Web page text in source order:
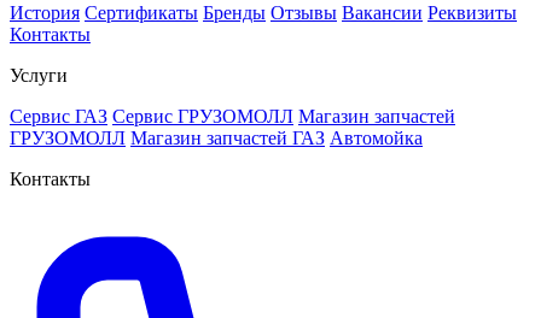
История Сертификаты Бренды Отзывы Вакансии Реквизиты
Контакты
Услуги
Сервис ГАЗ Сервис ГРУЗОМОЛЛ Магазин запчастей
ГРУЗОМОЛЛ Магазин запчастей ГАЗ Автомойка
Контакты